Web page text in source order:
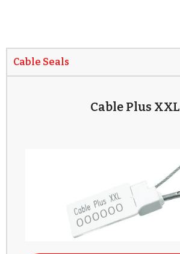
Cable Seals
Cable Plus XXL